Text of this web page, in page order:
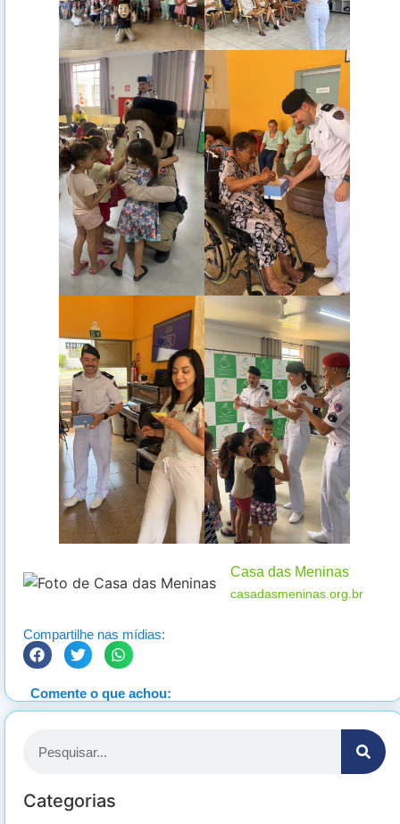
Casa das Meninas
casadasmeninas.org.br
Compartilhe nas mídias:
Comente o que achou:
Categorias